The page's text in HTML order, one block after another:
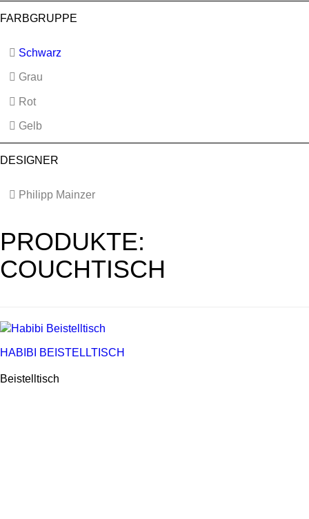
FARBGRUPPE
Schwarz
Grau
Rot
Gelb
DESIGNER
Philipp Mainzer
PRODUKTE:
COUCHTISCH
HABIBI BEISTELLTISCH
Beistelltisch